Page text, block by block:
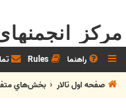
مرکز
راهنما Rules
صفحه اول تالار
بخش‌‌هاي